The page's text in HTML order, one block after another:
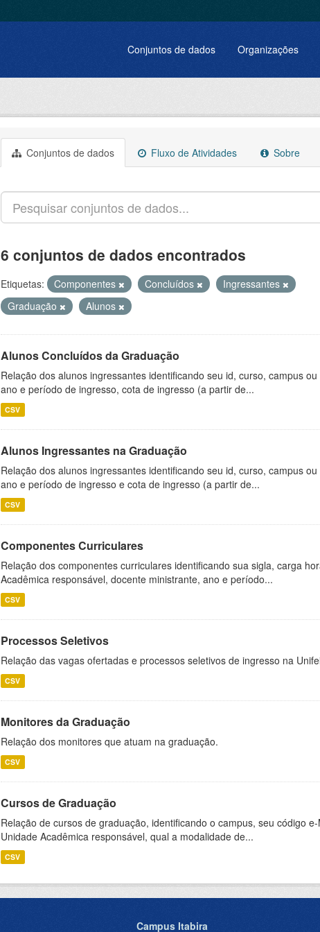
Conjuntos de dados Organizações
Conjuntos de dados Fluxo de Atividades Sobre
6 conjuntos de dados encontrados
Etiquetas: Componentes Concluídos
Ingressantes
Graduação
Alunos
Alunos Concluídos da Graduação
Relação dos alunos ingressantes identificando seu id, curso, campus
ano e período de ingresso, cota de ingresso (a partir de...
CSV
Alunos Ingressantes na Graduação
Relação dos alunos ingressantes identificando seu id, curso, campus
ano e período de ingresso e cota de ingresso (a partir de...
CSV
Componentes Curriculares
Relação dos componentes curriculares identificando sua sigla, carga
Acadêmica responsável, docente ministrante, ano e período...
CSV
Processos Seletivos
Relação das vagas ofertadas e processos seletivos de ingresso na
CSV
Monitores da Graduação
Relação dos monitores que atuam na graduação.
CSV
Cursos de Graduação
Relação de cursos de graduação, identificando o campus, seu código
Unidade Acadêmica responsável, qual a modalidade de...
CSV
Campus Itabira